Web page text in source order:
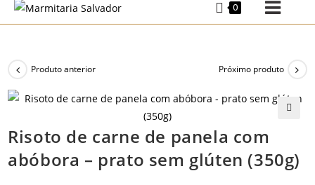
0
Produto anterior Próximo produto
Risoto de carne de panela com
abóbora – prato sem glúten (350g)